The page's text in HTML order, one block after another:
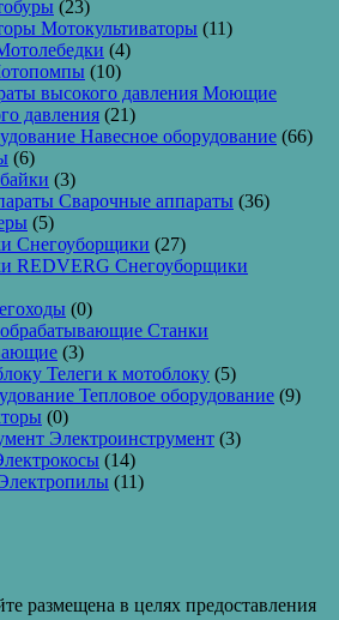
(23)
Мотокультиваторы (11)
(4)
(10)
Моющие
давления (21)
Навесное оборудование (66)
(6)
(3)
Сварочные аппараты (36)
(5)
Снегоуборщики (27)
Снегоуборщики
(0)
Станки
(3)
Телеги к мотоблоку (5)
Тепловое оборудование (9)
(0)
Электроинструмент (3)
(14)
(11)
размещена в целях предоставления